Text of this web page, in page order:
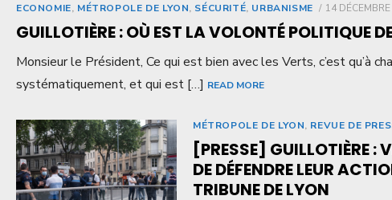
ECONOMIE, MÉTROPOLE DE LYON, SÉCURITÉ, URBANISME 14
GUILLOTIÈRE : OÙ EST LA VOLONTÉ POLITIQUE
Monsieur le Président, Ce qui est bien avec les Verts, c’est qu’à
systématiquement, et qui est […] READ MORE
MÉTROPOLE DE LYON, REVUE DE
[PRESSE] GUILLOTIÈRE :
DE DÉFENDRE LEUR
TRIBUNE DE LYON